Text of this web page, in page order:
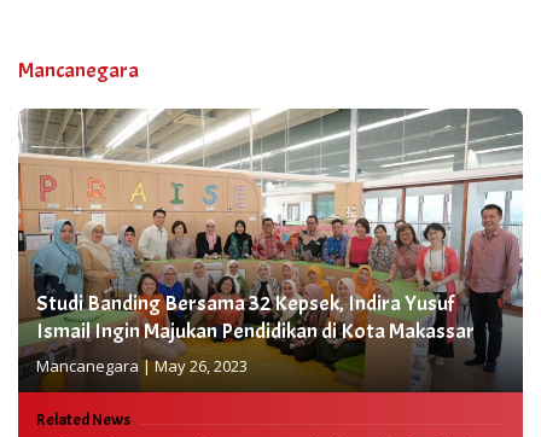
Mancanegara
Studi Banding Bersama 32 Kepsek, Indira Yusuf
Ismail Ingin Majukan Pendidikan di Kota Makassar
Mancanegara |May 26, 2023
Related News